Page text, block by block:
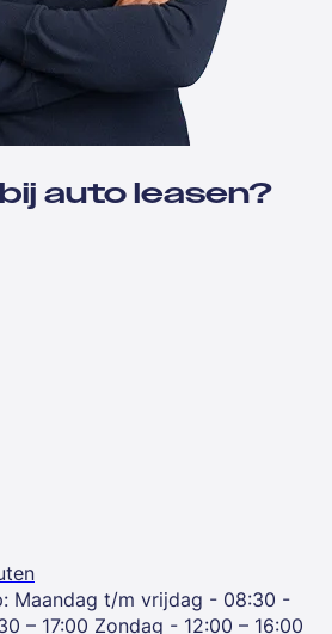
auto leasen?
Maandag t/m vrijdag - 08:30 -
– 17:00 Zondag - 12:00 – 16:00